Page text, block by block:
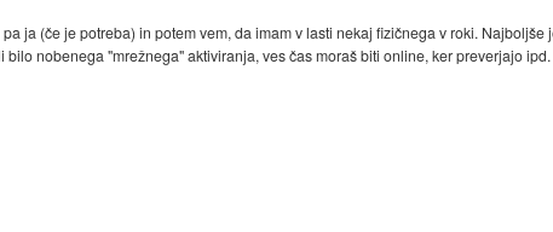
ja (če je potreba) in potem vem, da imam v lasti nekaj fizičnega v roki.
nobenega "mrežnega" aktiviranja, ves čas moraš biti online, ker preverjajo ipd.